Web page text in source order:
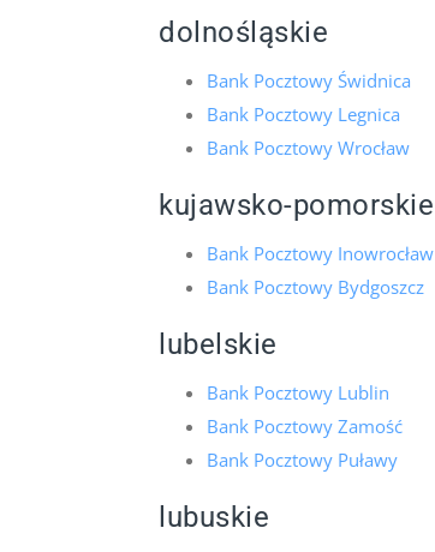
dolnośląskie
Bank Pocztowy Świdnica
Bank Pocztowy Legnica
Bank Pocztowy Wrocław
kujawsko-pomorskie
Bank Pocztowy Inowrocław
Bank Pocztowy Bydgoszcz
lubelskie
Bank Pocztowy Lublin
Bank Pocztowy Zamość
Bank Pocztowy Puławy
lubuskie